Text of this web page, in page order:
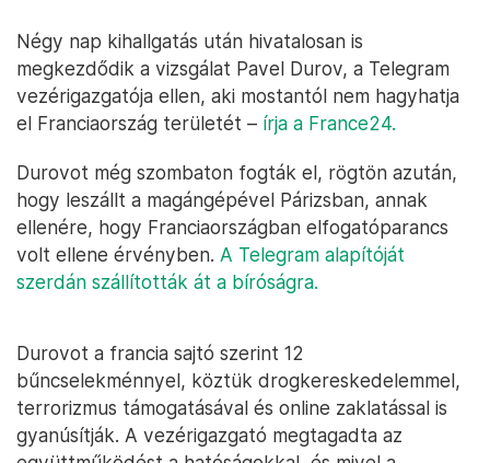
Négy nap kihallgatás után hivatalosan is
megkezdődik a vizsgálat Pavel Durov, a Telegram
vezérigazgatója ellen, aki mostantól nem hagyhatja
el Franciaország területét – írja a France24.
Durovot még szombaton fogták el, rögtön azután,
hogy leszállt a magángépével Párizsban, annak
ellenére, hogy Franciaországban elfogatóparancs
volt ellene érvényben. A Telegram alapítóját
szerdán szállították át a bíróságra.
Durovot a francia sajtó szerint 12
bűncselekménnyel, köztük drogkereskedelemmel,
terrorizmus támogatásával és online zaklatással is
gyanúsítják. A vezérigazgató megtagadta az